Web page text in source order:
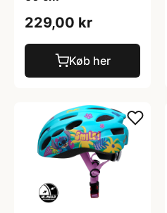
229,00 kr
Køb her